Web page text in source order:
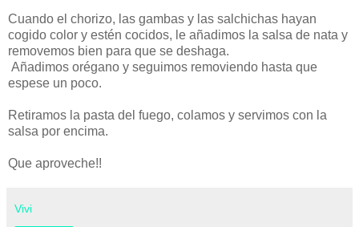
Cuando el chorizo, las gambas y las salchichas hayan
cogido color y estén cocidos, le añadimos la salsa de nata y
removemos bien para que se deshaga.
Añadimos orégano y seguimos removiendo hasta que
espese un poco.
Retiramos la pasta del fuego, colamos y servimos con la
salsa por encima.
Que aproveche!!
Vivi